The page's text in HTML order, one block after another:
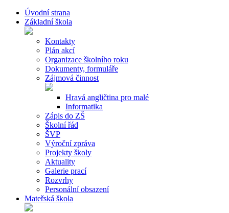
Úvodní strana
Základní škola
Kontakty
Plán akcí
Organizace školního roku
Dokumenty, formuláře
Zájmová činnost
Hravá angličtina pro malé
Informatika
Zápis do ZŠ
Školní řád
ŠVP
Výroční zpráva
Projekty školy
Aktuality
Galerie prací
Rozvrhy
Personální obsazení
Mateřská škola